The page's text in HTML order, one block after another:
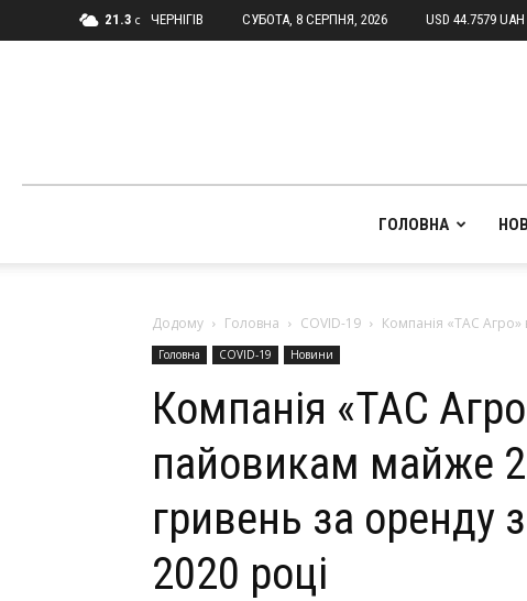
21.3 C ЧЕРНІГІВ СУБОТА, 8 СЕРПНЯ, 2026 USD 44.7579 UAH
ГОЛОВНА
Додому Головна COVID-19 Компанія «ТАС
Головна COVID-19 Новини
Компанія «ТАС
пайовикам майже
гривень за оренду
2020 році